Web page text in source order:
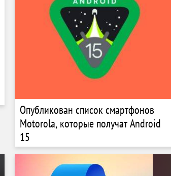
Опубликован список смартфонов
Motorola, которые получат Android
15